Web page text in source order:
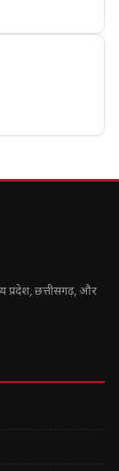
प्रदेश, छत्तीसगढ़, और